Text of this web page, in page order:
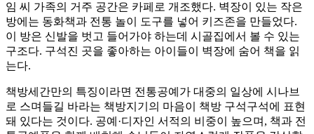
임 씨 가족의 거주 공간은 카페로 개조했다. 벽장이 있는 작은
방에는 동화책과 전통 놀이 도구를 넣어 키즈존을 만들었다.
이 방은 신발을 벗고 들어가야 하는데 시골집에서 볼 수 있는
구조다. 구석진 곳을 좋아하는 아이들이 벽장에 숨어 책을 읽
는다.
책방세간만의 특징이라면 전통공예가 대중의 일상에 시나브
로 스며들길 바라는 책방지기의 마음이 책방 구석구석에 표현
돼 있다는 것이다. 공예·디자인 서적의 비중이 높으며, 책과 전